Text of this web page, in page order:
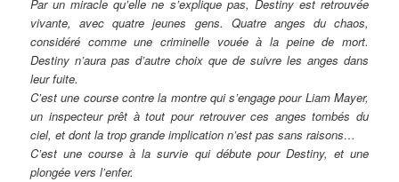
Par un miracle qu’elle ne s’explique pas, Destiny est retrouvée
vivante, avec quatre jeunes gens. Quatre anges du chaos,
considéré comme une criminelle vouée à la peine de mort.
Destiny n’aura pas d’autre choix que de suivre les anges dans
leur fuite.
C’est une course contre la montre qui s’engage pour Liam Mayer,
un inspecteur prêt à tout pour retrouver ces anges tombés du
ciel, et dont la trop grande implication n’est pas sans raisons…
C’est une course à la survie qui débute pour Destiny, et une
plongée vers l’enfer.